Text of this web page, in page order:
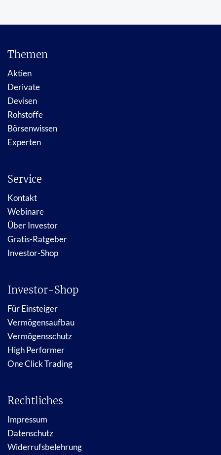
Themen
Aktien
Derivate
Devisen
Rohstoffe
Börsenwissen
Experten
Service
Kontakt
Webinare
Über Investor
Gratis-Ratgeber
Investor-Shop
Investor-Shop
Für Einsteiger
Vermögensaufbau
Vermögensschutz
High Performer
One Click Trading
Rechtliches
Impressum
Datenschutz
Widerrufsbelehrung